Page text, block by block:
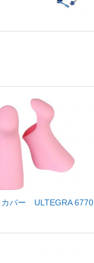
カバー ULTEGRA 6770